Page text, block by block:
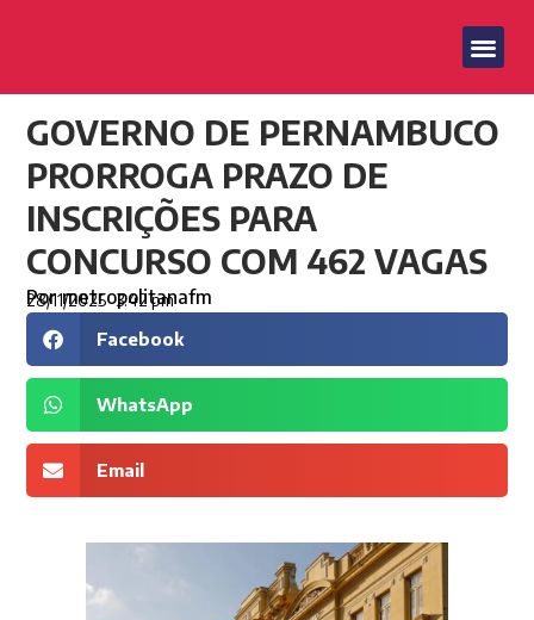
GOVERNO DE PERNAMBUCO
PRORROGA PRAZO DE
INSCRIÇÕES PARA
CONCURSO COM 462 VAGAS
Pormetropolitanafm
28/11/2025 3:42 pm
Facebook
WhatsApp
Email